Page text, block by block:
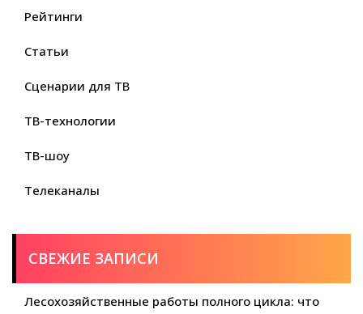
Рейтинги
Статьи
Сценарии для ТВ
ТВ-технологии
ТВ-шоу
Телеканалы
СВЕЖИЕ ЗАПИСИ
Лесохозяйственные работы полного цикла: что